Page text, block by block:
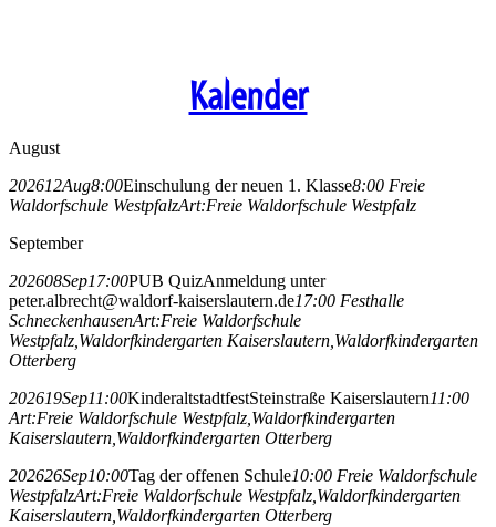
Kalender
August
202612Aug8:00Einschulung der neuen 1. Klasse8:00 Freie
Waldorfschule WestpfalzArt:Freie Waldorfschule Westpfalz
September
202608Sep17:00PUB QuizAnmeldung unter
peter.albrecht@waldorf-kaiserslautern.de17:00 Festhalle
SchneckenhausenArt:Freie Waldorfschule
Westpfalz,Waldorfkindergarten Kaiserslautern,Waldorfkindergarten
Otterberg
202619Sep11:00KinderaltstadtfestSteinstraße Kaiserslautern11:00
Art:Freie Waldorfschule Westpfalz,Waldorfkindergarten
Kaiserslautern,Waldorfkindergarten Otterberg
202626Sep10:00Tag der offenen Schule10:00 Freie Waldorfschule
WestpfalzArt:Freie Waldorfschule Westpfalz,Waldorfkindergarten
Kaiserslautern,Waldorfkindergarten Otterberg